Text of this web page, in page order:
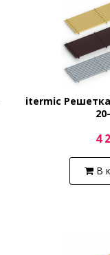
itermic
4
В